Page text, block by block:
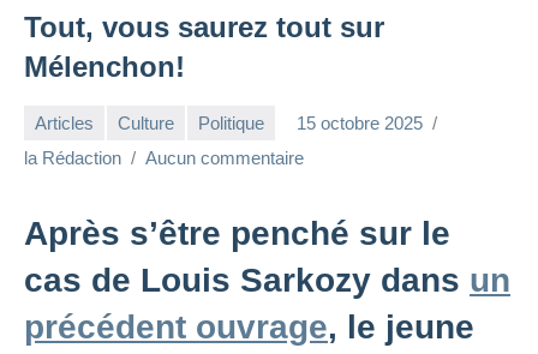
Tout, vous saurez tout sur
Mélenchon!
Articles Culture Politique
15 octobre 2025
la Rédaction
Aucun commentaire
Après s’être penché sur le
cas de Louis Sarkozy dans un
précédent ouvrage, le jeune